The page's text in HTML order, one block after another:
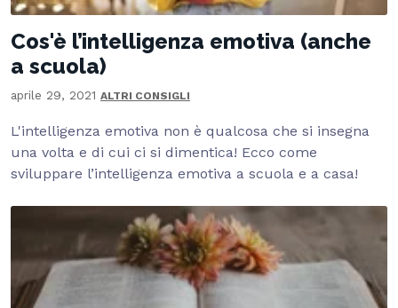
Cos'è l’intelligenza emotiva (anche
a scuola)
aprile 29, 2021 ALTRI CONSIGLI
L'intelligenza emotiva non è qualcosa che si insegna
una volta e di cui ci si dimentica! Ecco come
sviluppare l’intelligenza emotiva a scuola e a casa!